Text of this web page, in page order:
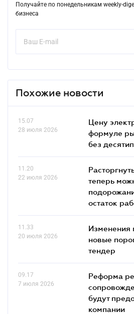
Получайте по понедельникам weekly-
бизнеса
Похожие новости
15.07
28 июля 2026
Цену
формуле
без
11.20
22 июля 2026
теперь
остаток
11.33
20 июля 2026
Изменения
новые
тендер
09.17
7 июля 2026
Реформа
будут
компании